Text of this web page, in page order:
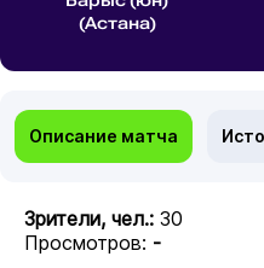
(Астана)
Описание матча
Зрители, чел.: 30
Просмотров: -